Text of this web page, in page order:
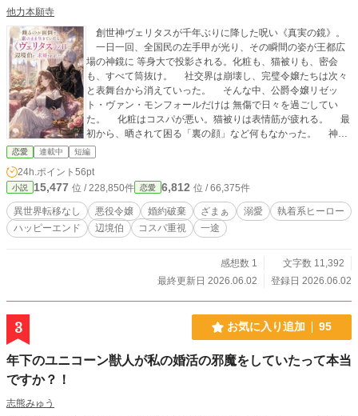
他力本願寺
創世神ヴェリタスが千年ぶりに降した呪い《真実の鏡》。
一日一回、全国民の左手甲が光り、その瞬間の姿が王都広
場の神鏡に 等身大で投影される。化粧も、猫被りも、密会
も、すべて筒抜け。 社交界は崩壊し、完璧令嬢たちは次々
と表舞台から消えていった。 そんな中、公爵令嬢リゼッ
ト・ヴァン・モンフォールだけは 無傷で日々を過ごしてい
た。 化粧はコスパが悪い。猫被りは表情筋が疲れる。 最
初から、晒されて困る「裏の顔」など何もなかった。 神鏡
に映る彼女は、いつもクッキーを齧り、ソファに寝転がって
いる。 広場の野次馬は今日も笑う。「平常運転だな」と。
しかし、五年前の婚約破棄以来、虚飾を憎んで王都を捨て
た 辺境伯アルセン・ド・ノルディアは、神鏡越しに彼女を見
て確信する。 ――この令嬢こそ、自分が五年前に出会いた
かった女性だ、と。 虚飾の世界で、ただ一人「素」を貫い
た令嬢と、 彼女だけを真実と認めた冷徹な辺境伯の、静か
恋愛 連載中 短編
24h.ポイント 56pt
小説 15,477 位 / 228,850件 恋愛 6,812 位 / 66,375件
異世界転移なし 悪役令嬢 婚約破棄 ざまぁ 溺愛
執着系ヒーロー
ハッピーエンド
辺境伯 コスパ重視 一途
感想数 1
文字数 11,392
最終更新日 2026.06.02
登録日 2026.06.02
3 お気に入り追加 95
年下のユニコーン獣人が私の婚活の邪魔をしていたって本当
ですか？！
志熊みゅう